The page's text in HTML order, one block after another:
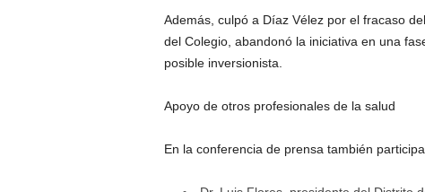
Además, culpó a Díaz Vélez por el fracaso
del Colegio, abandonó la iniciativa en una
posible inversionista.
Apoyo de otros profesionales de la salud
En la conferencia de prensa también